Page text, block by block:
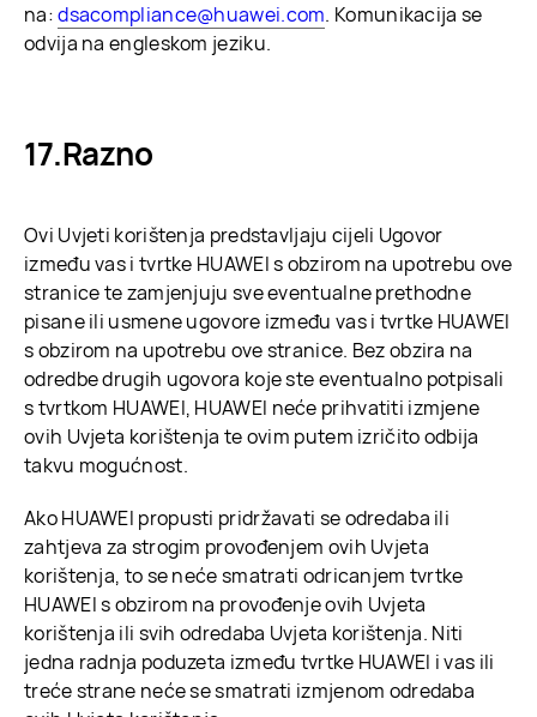
na:dsacompliance@huawei.com. Komunikacija se
odvija na engleskom jeziku.
Razno
Ovi Uvjeti korištenja predstavljaju cijeli Ugovor
između vas i tvrtke HUAWEI s obzirom na upotrebu ove
stranice te zamjenjuju sve eventualne prethodne
pisane ili usmene ugovore između vas i tvrtke HUAWEI
s obzirom na upotrebu ove stranice. Bez obzira na
odredbe drugih ugovora koje ste eventualno potpisali
s tvrtkom HUAWEI, HUAWEI neće prihvatiti izmjene
ovih Uvjeta korištenja te ovim putem izričito odbija
takvu mogućnost.
Ako HUAWEI propusti pridržavati se odredaba ili
zahtjeva za strogim provođenjem ovih Uvjeta
korištenja, to se neće smatrati odricanjem tvrtke
HUAWEI s obzirom na provođenje ovih Uvjeta
korištenja ili svih odredaba Uvjeta korištenja. Niti
jedna radnja poduzeta između tvrtke HUAWEI i vas ili
treće strane neće se smatrati izmjenom odredaba